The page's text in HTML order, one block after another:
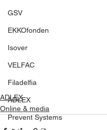
GSV
EKKOfonden
Isover
VELFAC
Filadelfia
ADLEX
Prevent Systems
ADLEX
Online & media